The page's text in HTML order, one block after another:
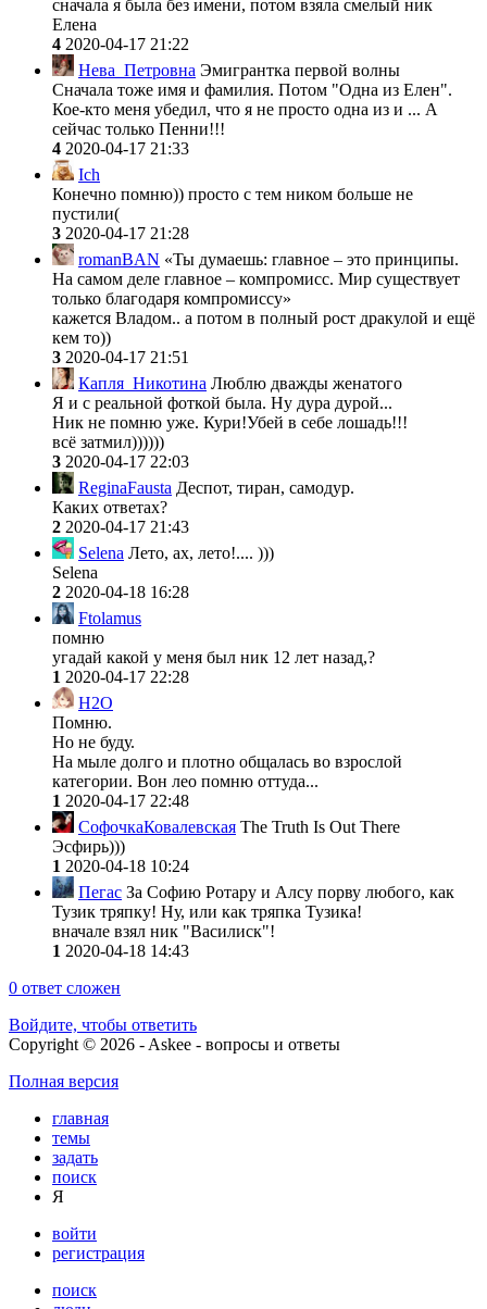
сначала я была без имени, потом взяла смелый ник
Елена
4 2020-04-17 21:22
Нева_Петровна Эмигрантка первой волны
Сначала тоже имя и фамилия. Потом "Одна из Елен".
Кое-кто меня убедил, что я не просто одна из и ... А
сейчас только Пенни!!!
4 2020-04-17 21:33
Ich
Конечно помню)) просто с тем ником больше не
пустили(
3 2020-04-17 21:28
romanBAN «Ты думаешь: главное – это принципы.
На самом деле главное – компромисс. Мир существует
только благодаря компромиссу»
кажется Владом.. а потом в полный рост дракулой и ещё
кем то))
3 2020-04-17 21:51
Капля_Никотина Люблю дважды женатого
Я и с реальной фоткой была. Ну дура дурой...
Ник не помню уже. Кури!Убей в себе лошадь!!!
всё затмил))))))
3 2020-04-17 22:03
ReginaFausta Деспот, тиран, самодур.
Каких ответах?
2 2020-04-17 21:43
Selena Лето, ах, лето!.... )))
Selena
2 2020-04-18 16:28
Ftolamus
помню
угадай какой у меня был ник 12 лет назад,?
1 2020-04-17 22:28
H2O
Помню.
Но не буду.
На мыле долго и плотно общалась во взрослой
категории. Вон лео помню оттуда...
1 2020-04-17 22:48
СофочкаКовалевская The Truth Is Out There
Эсфирь)))
1 2020-04-18 10:24
Пегас За Софию Ротару и Алсу порву любого, как
Тузик тряпку! Ну, или как тряпка Тузика!
вначале взял ник "Василиск"!
1 2020-04-18 14:43
0 ответ сложен
Войдите, чтобы ответить
Copyright © 2026 - Askee - вопросы и ответы
Полная версия
главная
темы
задать
поиск
Я
войти
регистрация
поиск